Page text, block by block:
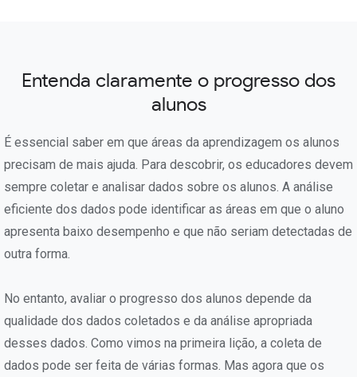
Entenda claramente o progresso dos
alunos
É essencial saber em que áreas da aprendizagem os alunos
precisam de mais ajuda. Para descobrir, os educadores devem
sempre coletar e analisar dados sobre os alunos. A análise
eficiente dos dados pode identificar as áreas em que o aluno
apresenta baixo desempenho e que não seriam detectadas de
outra forma.
No entanto, avaliar o progresso dos alunos depende da
qualidade dos dados coletados e da análise apropriada
desses dados. Como vimos na primeira lição, a coleta de
dados pode ser feita de várias formas. Mas agora que os